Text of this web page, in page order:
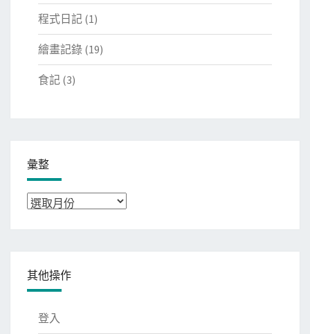
程式日記 (1)
繪畫記錄 (19)
食記 (3)
彙整
彙
其他操作
登入